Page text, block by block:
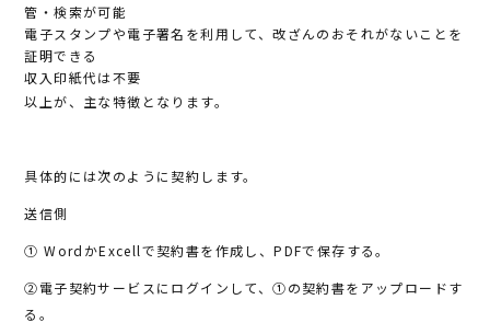
管・検索が可能
電子スタンプや電子署名を利用して、改ざんのおそれがないことを
証明できる
収入印紙代は不要
以上が、主な特徴となります。
具体的には次のように契約します。
送信側
① WordかExcellで契約書を作成し、PDFで保存する。
②電子契約サービスにログインして、①の契約書をアップロードす
る。